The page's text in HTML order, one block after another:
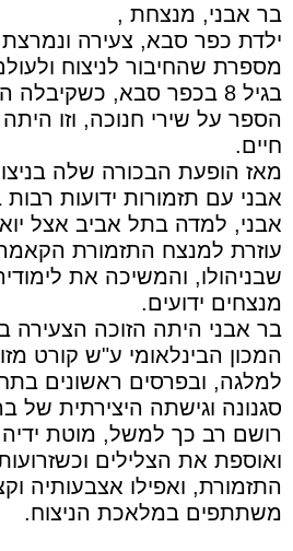
בר אבני, מנצחת ,
מספרת שהחיבור לניצוח
בגיל 8 בכפר סבא,
הספר על שירי חנוכה, וזו
חיים.
אבני עם תזמורות ידועות
אבני, למדה בתל אביב אצל
עוזרת למנצח התזמורת
שבניהולו, והמשיכה את
מנצחים ידועים.
בר אבני היתה הזוכה הצעירה
המכון הבינלאומי ע"ש קורט
למלגה, ובפרסים ראשונים
סגנונה וגישתה היצירתית של
רושם רב כך למשל, מוטת
ואוספת את הצלילים
התזמורת, ואפילו אצבעותיה
משתתפים במלאכת הניצוח.